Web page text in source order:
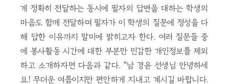
게 정확히 전달하는 동시에 필자의 답변을 대하는 학생의
마음도 함께 전달하며 필자가 이 학생의 질문에 정성을 다
해 답한 이유까지 말미에 밝히고자 한다. 여러 질문들 중
에 봉사활동 시간에 대한 부분만 민감한 개인정보를 제외
하고 소개하자면 다음과 같다. “남 경윤 선생님 안녕하세
요! 무더운 여름이지만 편안하게 지내고 계시길 바랍니다.